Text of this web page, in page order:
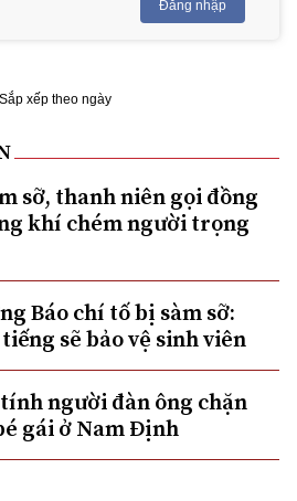
Đăng nhập
Sắp xếp theo ngày
sỡ, thanh niên gọi đồng
khí chém người trọng
Báo chí tố bị sàm sỡ:
sẽ bảo vệ sinh viên
người đàn ông chặn
gái ở Nam Định